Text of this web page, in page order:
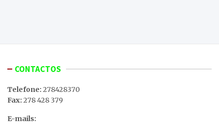
CONTACTOS
Telefone: 278428370
Fax: 278 428 379
E-mails: